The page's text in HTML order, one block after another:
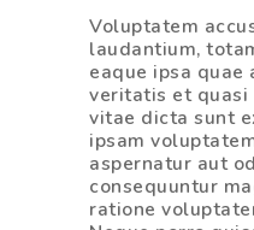
Voluptatem
laudantium,
eaque ipsa
veritatis et quasi
vitae dicta sunt
ipsam
aspernatur aut
consequuntur
ratione